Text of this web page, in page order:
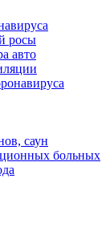
росы
авто
саун
больных